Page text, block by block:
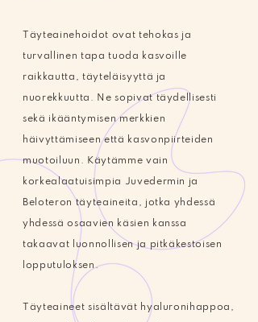
Täyteainehoidot ovat tehokas ja
turvallinen tapa tuoda kasvoille
raikkautta, täyteläisyyttä ja
nuorekkuutta. Ne sopivat täydellisesti
sekä ikääntymisen merkkien
häivyttämiseen että kasvonpiirteiden
muotoiluun. Käytämme vain
korkealaatuisimpia Juvedermin ja
Beloteron täyteaineita, jotka yhdessä
yhdessä osaavien käsien kanssa
takaavat luonnollisen ja pitkäkestoisen
lopputuloksen.
Täyteaineet sisältävät hyaluronihappoa,